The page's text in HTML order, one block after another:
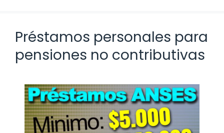
Préstamos personales para
pensiones no contributivas